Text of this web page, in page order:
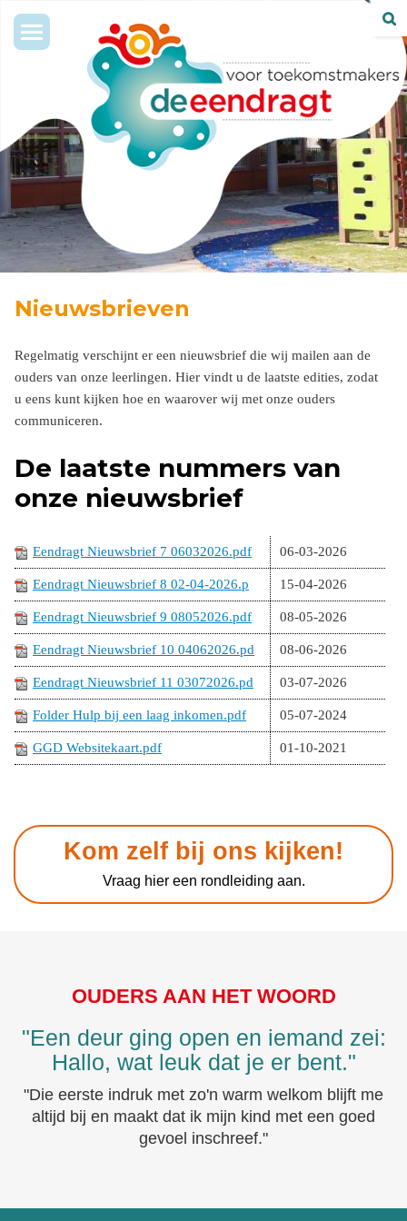
Toggle
navigation
Nieuwsbrieven
Regelmatig verschijnt er een nieuwsbrief die wij mailen aan de
ouders van onze leerlingen. Hier vindt u de laatste edities, zodat
u eens kunt kijken hoe en waarover wij met onze ouders
communiceren.
De laatste nummers van
onze nieuwsbrief
Eendragt Nieuwsbrief 7 06032026.pdf 06-03-2026
Eendragt Nieuwsbrief 8 02-04-2026.p
df
15-04-2026
Eendragt Nieuwsbrief 9 08052026.pdf 08-05-2026
Eendragt Nieuwsbrief 10 04062026.pd
f
08-06-2026
Eendragt Nieuwsbrief 11 03072026.pd
f
03-07-2026
Folder Hulp bij een laag inkomen.pdf 05-07-2024
GGD Websitekaart.pdf 01-10-2021
Kom zelf bij ons kijken!
Vraag hier een rondleiding aan.
OUDERS AAN HET WOORD
"Een deur ging open en iemand zei:
Hallo, wat leuk dat je er bent."
"Die eerste indruk met zo'n warm welkom blijft me
altijd bij en maakt dat ik mijn kind met een goed
gevoel inschreef."